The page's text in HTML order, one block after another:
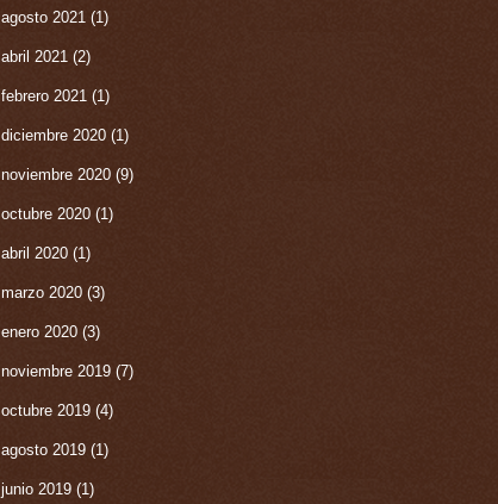
agosto 2021 (1)
abril 2021 (2)
febrero 2021 (1)
diciembre 2020 (1)
noviembre 2020 (9)
octubre 2020 (1)
abril 2020 (1)
marzo 2020 (3)
enero 2020 (3)
noviembre 2019 (7)
octubre 2019 (4)
agosto 2019 (1)
junio 2019 (1)